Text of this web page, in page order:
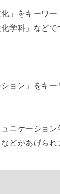
」をキーワー
学科」などで
ョン」をキ
ニケーション
どがあげられ